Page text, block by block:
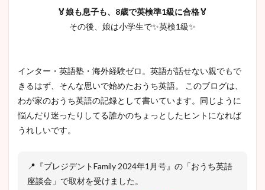
🏅娘も息子も、8歳で英検準1級に合格🏅
その後、娘は小学生で✨英検1級✨
インター・英語塾・海外経験ゼロ。英語が話せない親でもで
きるはず、そんな思いで始めたおうち英語。 このブログは、
わが家のおうち英語の記録として書いています。同じように
悩んだり迷ったりしてる誰かのちょっとしたヒントになれば
うれしいです。
📍『プレジデントFamily 2024年1月号』の「おうち英語
座談会」で取材を受けました。